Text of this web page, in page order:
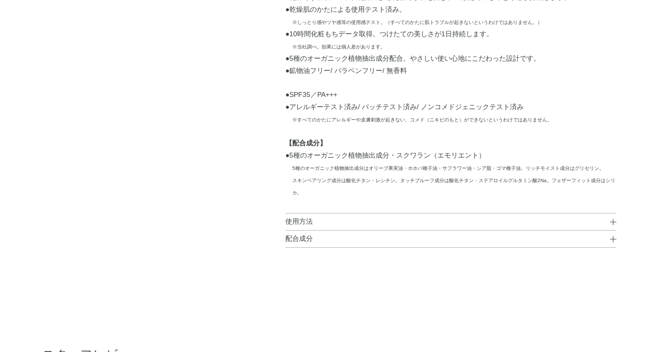
●乾燥肌のかたによる使用テスト済み。
※しっとり感やツヤ感等の使用感テスト。（すべてのかたに肌トラブルが起きないというわけではありません。）
●10時間化粧もちデータ取得。つけたての美しさが1日持続します。
※当社調べ。効果には個人差があります。
●5種のオーガニック植物抽出成分配合。やさしい使い心地にこだわった設計です。
●鉱物油フリー/ パラベンフリー/ 無香料
●SPF35／PA+++
●アレルギーテスト済み/ パッチテスト済み/ ノンコメドジェニックテスト済み
※すべてのかたにアレルギーや皮膚刺激が起きない、コメド（ニキビのもと）ができないというわけではありません。
【配合成分】
●5種のオーガニック植物抽出成分・スクワラン（エモリエント）
5種のオーガニック植物抽出成分はオリーブ果実油・ホホバ種子油・サフラワー油・シア脂・ゴマ種子油。リッチモイスト成分はグリセリン。
スキンペアリング成分は酸化チタン・レシチン。タッチプルーフ成分は酸化チタン・ステアロイルグルタミン酸2Na。フェザーフィット成分はシリ
カ。
使用方法
使用方法
配合成分